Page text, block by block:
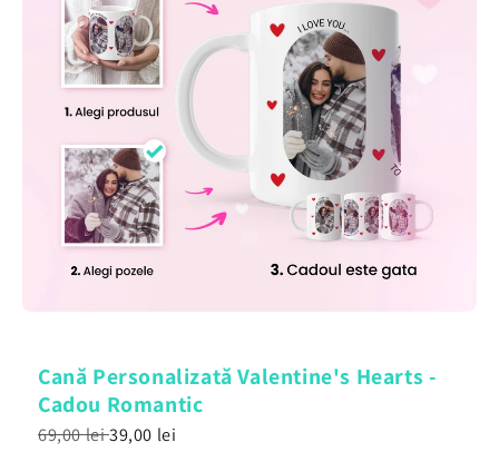
Cană Personalizată Valentine's Hearts -
Cadou Romantic
69,00 lei39,00 lei